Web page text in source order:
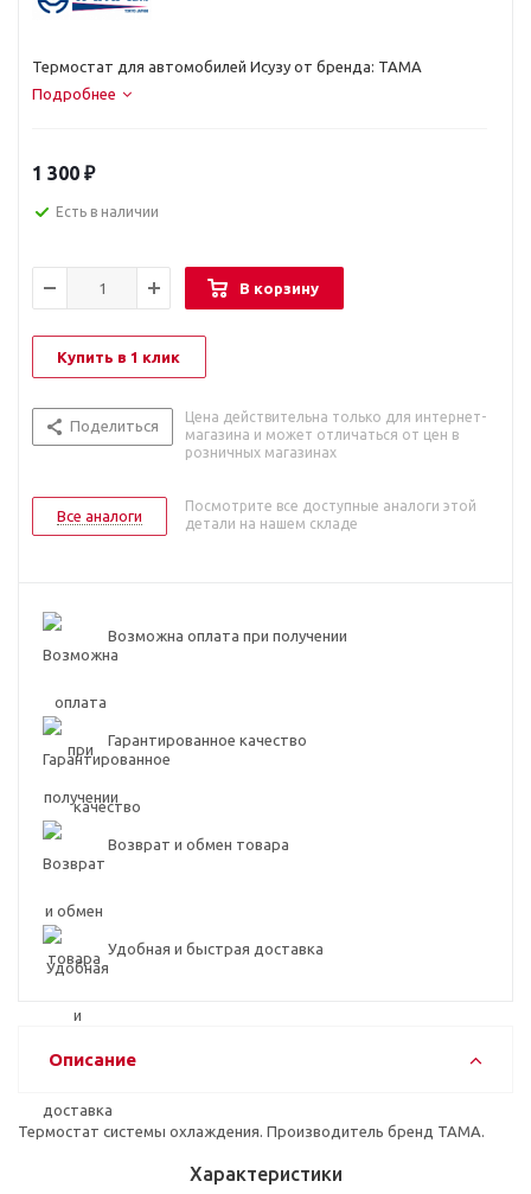
Термостат для автомобилей Исузу от бренда: TAMA
Подробнее
1 300 ₽
Есть в наличии
В корзину
Купить в 1 клик
Поделиться
Цена действительна только для интернет-
магазина и может отличаться от цен в
розничных магазинах
Все аналоги
Посмотрите все доступные аналоги этой
детали на нашем складе
Возможна оплата при получении
Гарантированное качество
Возврат и обмен товара
Удобная и быстрая доставка
Описание
Термостат системы охлаждения. Производитель бренд TAMA.
Характеристики